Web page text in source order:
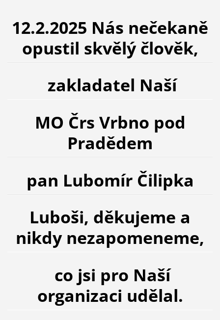
12.2.2025 Nás nečekaně
opustil skvělý člověk,
zakladatel Naší
MO Črs Vrbno pod
Pradědem
pan Lubomír Čilipka
Luboši, děkujeme a
nikdy nezapomeneme,
co jsi pro Naší
organizaci udělal.